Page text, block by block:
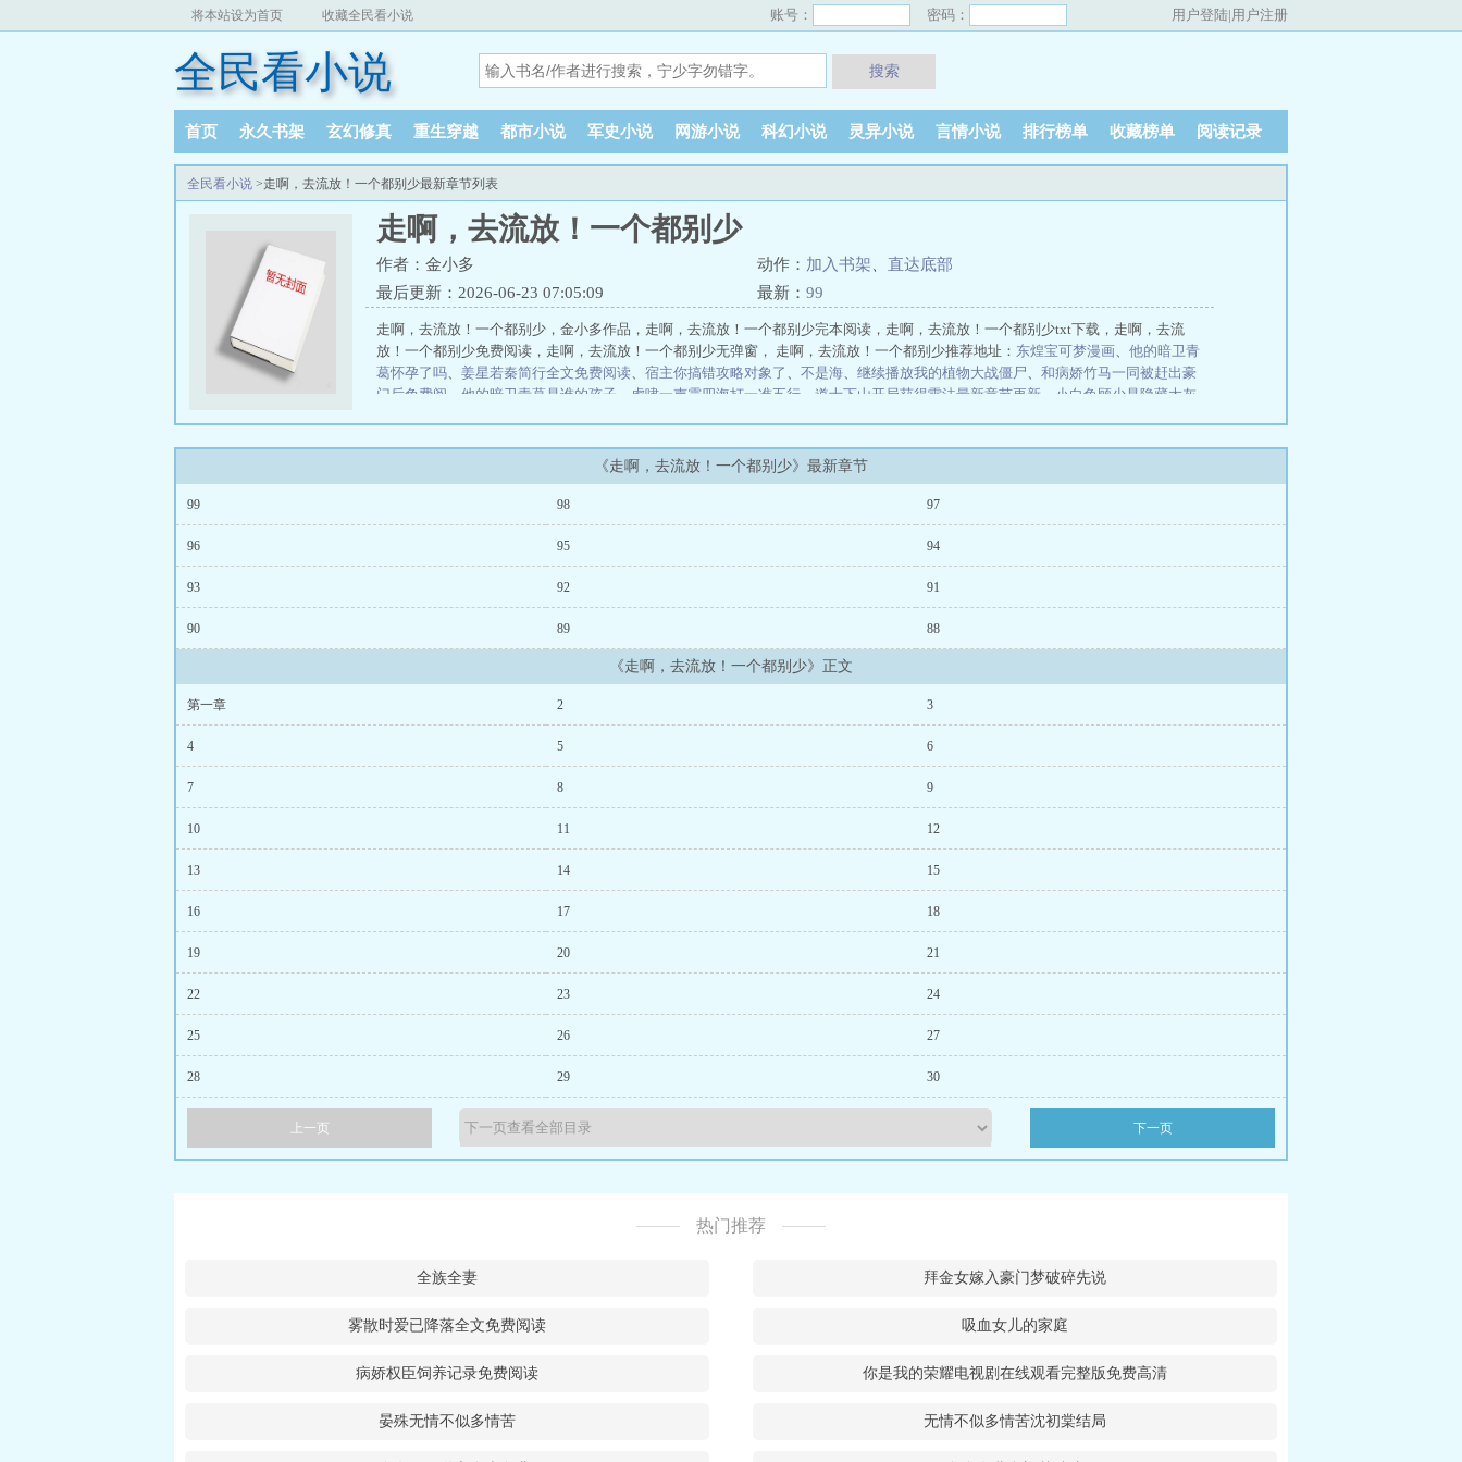
将本站设为首页 收藏全民看小说 账号： 密码： 用户登陆|用户注册
全民看小说 搜索
首页 永久书架 玄幻修真 重生穿越 都市小说 军史小说 网游小说 科幻小说 灵异小说 言情小说 排行榜单 收藏榜单 阅读记录
全民看小说 >走啊，去流放！一个都别少最新章节列表
走啊，去流放！一个都别少
作者：金小多 动作： 加入书架
直达底部
最后更新：2026-06-23 07:05:09
最新： 99
走啊，去流放！一个都别少，金小多作品，走啊，去流放！一个都别少完本阅读，走啊，去流放！一个都别少txt下载，走啊，去流
放！一个都别少免费阅读，走啊，去流放！一个都别少无弹窗， 走啊，去流放！一个都别少推荐地址： 东煌宝可梦漫画、 他的暗卫青
葛怀孕了吗、 姜星若秦简行全文免费阅读、 宿主你搞错攻略对象了 、 不是海、 继续播放我的植物大战僵尸、 和病娇竹马一同被赶出豪
门后免费阅
他的暗卫青葛是谁的孩子 虎啸一声震四海打一准五行 道士下山开局获得雷法最新章节更新
小白兔顾少是隐藏大灰
快穿：替身才是心尖宝 学院派神棍就业指南 簌雪惊春 护工
蛋 穿书：当社畜穿成恋综炮灰受 孙哲叶巧都市之医武风流阴阳圣心诀、陈凡柳雪吟官途风流、魏坪政魏瑕小说哥哥别装了你是真有
《走啊，去流放！一个都别少》最新章节
99 98 97
96 95 94
93 92 91
90 89 88
《走啊，去流放！一个都别少》正文
第一章 2 3
4 5 6
7 8 9
10 11 12
13 14 15
16 17 18
19 20 21
22 23 24
25 26 27
28 29 30
上一页 下一页
热门推荐
全族全妻 拜金女嫁入豪门梦破碎先说
雾散时爱已降落全文免费阅读 吸血女儿的家庭
病娇权臣饲养记录免费阅读 你是我的荣耀电视剧在线观看完整版免费高清
晏殊无情不似多情苦 无情不似多情苦沈初棠结局